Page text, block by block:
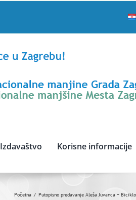
Izdavaštvo Korisne informacije
Početna Putopisno predavanje Aleša Juvanca –